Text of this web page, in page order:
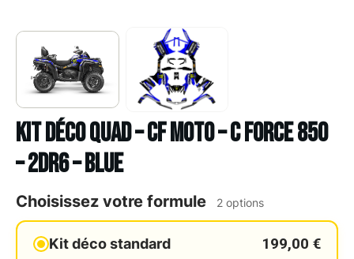
Kit déco Quad – CF MOTO – C FORCE 850
– 2DR6 – BLUE
Choisissez votre formule 2 options
Kit déco standard 199,00 €